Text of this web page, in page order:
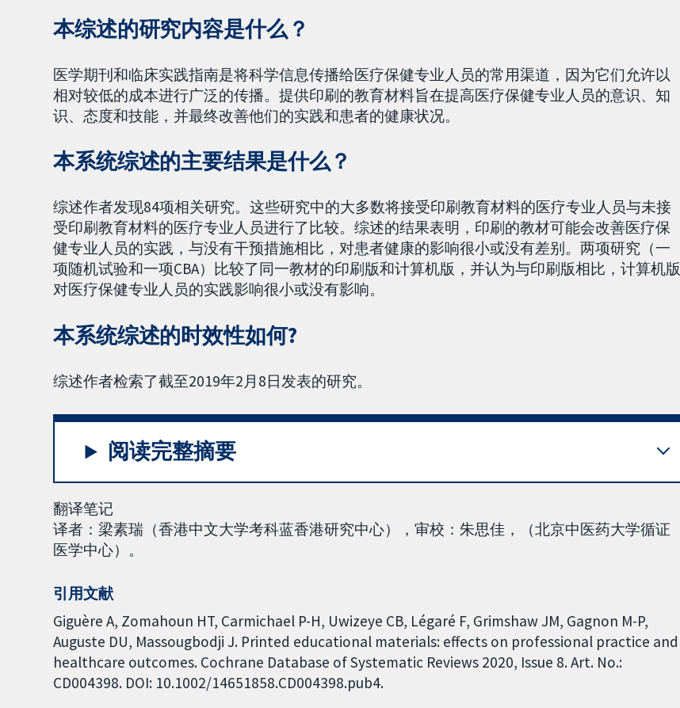
本综述的研究内容是什么？
医学期刊和临床实践指南是将科学信息传播给医疗保健专业人员的常用渠道，因为它们允许以
相对较低的成本进行广泛的传播。提供印刷的教育材料旨在提高医疗保健专业人员的意识、知
识、态度和技能，并最终改善他们的实践和患者的健康状况。
本系统综述的主要结果是什么？
综述作者发现84项相关研究。这些研究中的大多数将接受印刷教育材料的医疗专业人员与未接
受印刷教育材料的医疗专业人员进行了比较。综述的结果表明，印刷的教材可能会改善医疗保
健专业人员的实践，与没有干预措施相比，对患者健康的影响很小或没有差别。两项研究（一
项随机试验和一项CBA）比较了同一教材的印刷版和计算机版，并认为与印刷版相比，计算机版
对医疗保健专业人员的实践影响很小或没有影响。
本系统综述的时效性如何?
综述作者检索了截至2019年2月8日发表的研究。
阅读完整摘要
翻译笔记
译者：梁素瑞（香港中文大学考科蓝香港研究中心），审校：朱思佳，（北京中医药大学循证
医学中心）。
引用文献
Giguère A, Zomahoun HT, Carmichael P-H, Uwizeye CB, Légaré F, Grimshaw JM, Gagnon M-P,
Auguste DU, Massougbodji J. Printed educational materials: effects on professional practice and
healthcare outcomes. Cochrane Database of Systematic Reviews 2020, Issue 8. Art. No.:
CD004398. DOI: 10.1002/14651858.CD004398.pub4.